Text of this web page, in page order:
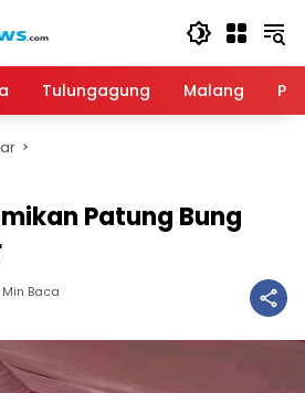
Tulungagung Malang
Patung Bung
Min Baca